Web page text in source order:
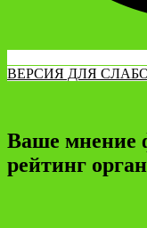
ВЕРСИЯ ДЛЯ
Ваше мнение
рейтинг